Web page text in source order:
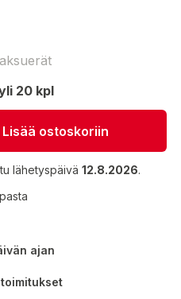
20 kpl
Lisää ostoskoriin
lähetyspäivä 12.8.2026.
ajan